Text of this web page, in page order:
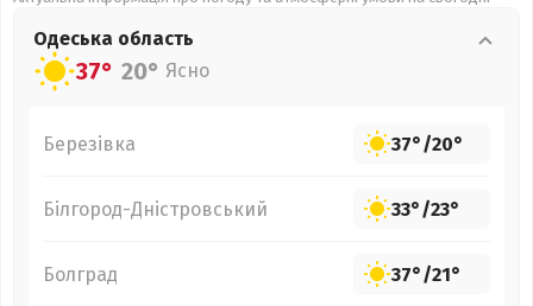
Одеська область
37° 20° Ясно
Березівка 37°/20°
Білгород-Дністровський 33°/23°
Болград 37°/21°